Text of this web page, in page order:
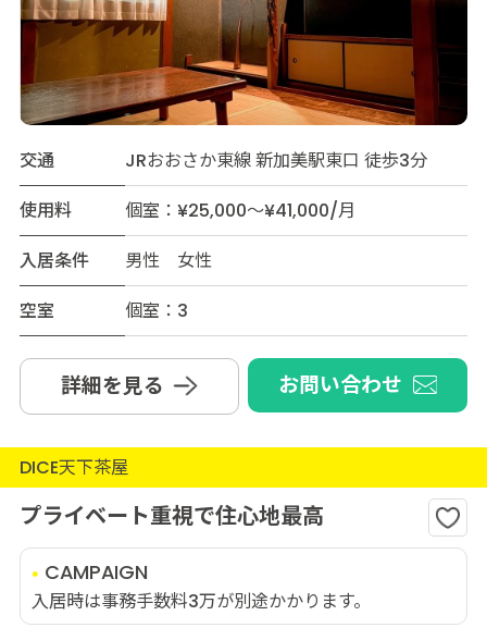
交通
JRおおさか東線 新加美駅東口 徒歩3分
使用料
個室：¥25,000～¥41,000/月
入居条件
男性 女性
空室
個室：3
詳細を見る お問い合わせ
DICE天下茶屋
プライベート重視で住心地最高
CAMPAIGN
入居時は事務手数料3万が別途かかります。